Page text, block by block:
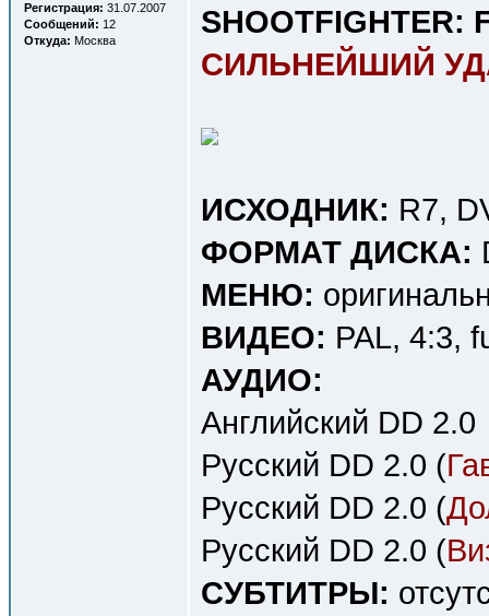
Регистрация: 31.07.2007
Сообщений: 12
Откуда: Москва
SHOOTFIGHTER:
СИЛЬНЕЙШИЙ
ИСХОДНИК: R7,
ФОРМАТ ДИСКА:
МЕНЮ:
ВИДЕО: PAL, 4:3,
АУДИО:
Английский DD 2.0
Русский DD 2.0 (
Русский DD 2.0 (
Русский DD 2.0 (
СУБТИТРЫ: